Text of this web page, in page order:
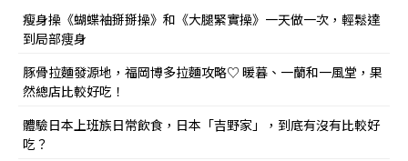
瘦身操《蝴蝶袖掰掰操》和《大腿緊實操》一天做一次，輕鬆達
到局部痩身
豚骨拉麵發源地，福岡博多拉麵攻略♡ 暖暮、一蘭和一風堂，果
然總店比較好吃！
體驗日本上班族日常飲食，日本「吉野家」，到底有沒有比較好
吃？